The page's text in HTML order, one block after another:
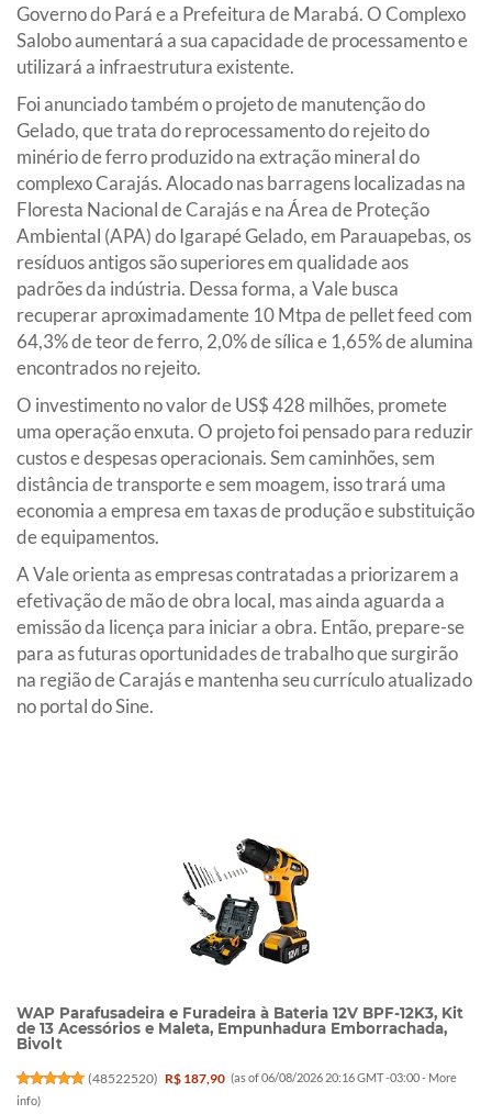
Governo do Pará e a Prefeitura de Marabá. O Complexo
Salobo aumentará a sua capacidade de processamento e
utilizará a infraestrutura existente.
Foi anunciado também o projeto de manutenção do
Gelado, que trata do reprocessamento do rejeito do
minério de ferro produzido na extração mineral do
complexo Carajás. Alocado nas barragens localizadas na
Floresta Nacional de Carajás e na Área de Proteção
Ambiental (APA) do Igarapé Gelado, em Parauapebas, os
resíduos antigos são superiores em qualidade aos
padrões da indústria. Dessa forma, a Vale busca
recuperar aproximadamente 10 Mtpa de pellet feed com
64,3% de teor de ferro, 2,0% de sílica e 1,65% de alumina
encontrados no rejeito.
O investimento no valor de US$ 428 milhões, promete
uma operação enxuta. O projeto foi pensado para reduzir
custos e despesas operacionais. Sem caminhões, sem
distância de transporte e sem moagem, isso trará uma
economia a empresa em taxas de produção e substituição
de equipamentos.
A Vale orienta as empresas contratadas a priorizarem a
efetivação de mão de obra local, mas ainda aguarda a
emissão da licença para iniciar a obra. Então, prepare-se
para as futuras oportunidades de trabalho que surgirão
na região de Carajás e mantenha seu currículo atualizado
no portal do Sine.
WAP Parafusadeira e Furadeira à Bateria 12V BPF-12K3, Kit
de 13 Acessórios e Maleta, Empunhadura Emborrachada,
Bivolt
(48522520) R$ 187,90 (as of 06/08/2026 20:16 GMT -03:00 - More
info)